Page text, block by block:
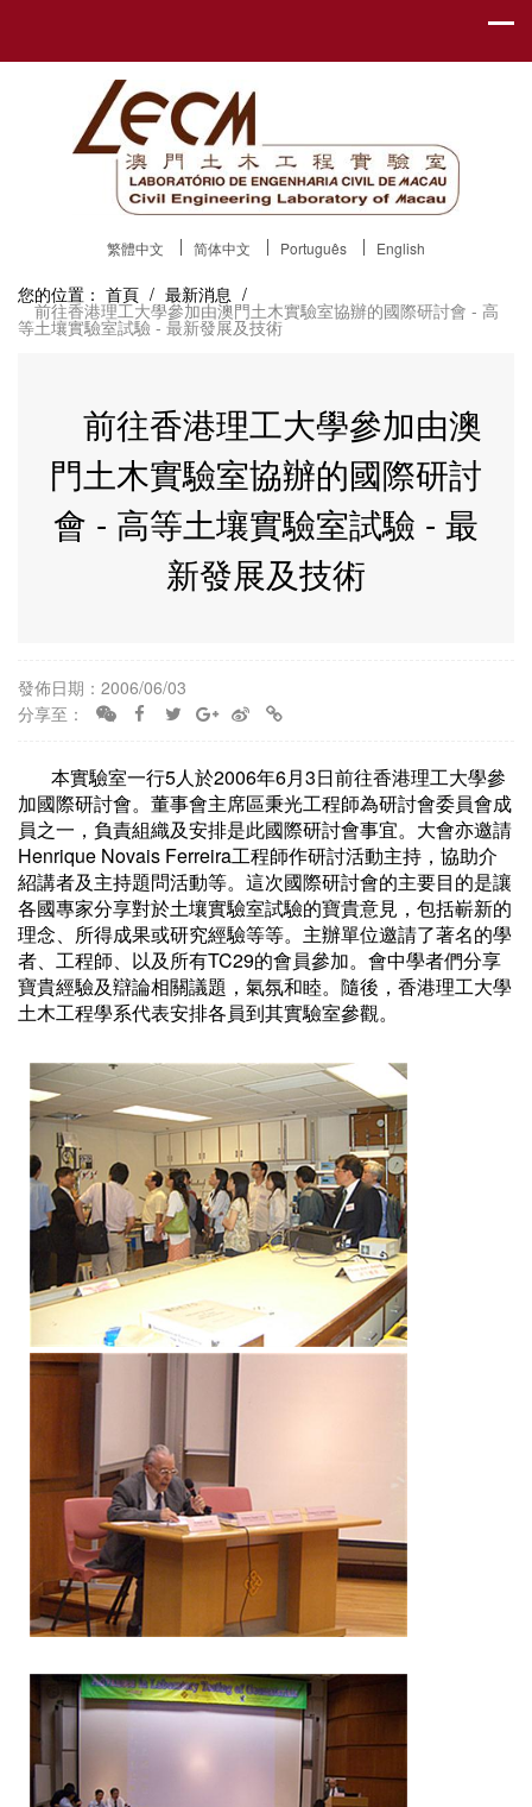
繁體中文 简体中文 Português English
您的位置： 首頁 / 最新消息 /
前往香港理工大學參加由澳門土木實驗室協辦的國際研討會 - 高
等土壤實驗室試驗 - 最新發展及技術
前往香港理工大學參加由澳
門土木實驗室協辦的國際研討
會 - 高等土壤實驗室試驗 - 最
新發展及技術
發佈日期：2006/06/03
分享至：
本實驗室一行5人於2006年6月3日前往香港理工大學參
加國際研討會。董事會主席區秉光工程師為研討會委員會成
員之一，負責組織及安排是此國際研討會事宜。大會亦邀請
Henrique Novais Ferreira工程師作研討活動主持，協助介
紹講者及主持題問活動等。這次國際研討會的主要目的是讓
各國專家分享對於土壤實驗室試驗的寶貴意見，包括嶄新的
理念、所得成果或研究經驗等等。主辦單位邀請了著名的學
者、工程師、以及所有TC29的會員參加。會中學者們分享
寶貴經驗及辯論相關議題，氣氛和睦。隨後，香港理工大學
土木工程學系代表安排各員到其實驗室參觀。